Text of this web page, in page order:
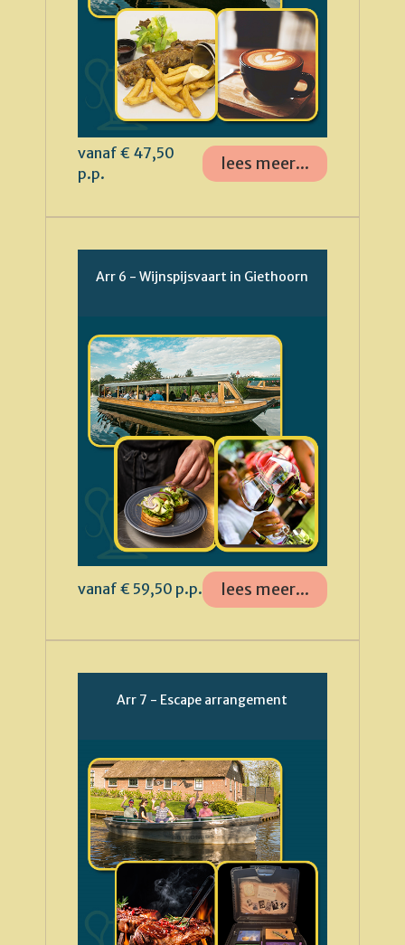
vanaf € 47,50
p.p.
lees meer...
Arr 6 - Wijnspijsvaart in Giethoorn
vanaf € 59,50 p.p. lees meer...
Arr 7 - Escape arrangement